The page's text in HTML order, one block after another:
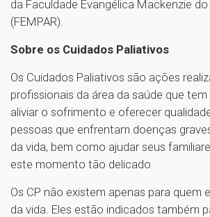
da Faculdade Evangélica Mackenzie do
(FEMPAR).
Sobre os Cuidados Paliativos
Os Cuidados Paliativos são ações
profissionais da área da saúde que
aliviar o sofrimento e oferecer
pessoas que enfrentam doenças
da vida, bem como ajudar seus
este momento tão delicado.
Os CP não existem apenas para quem
da vida. Eles estão indicados também